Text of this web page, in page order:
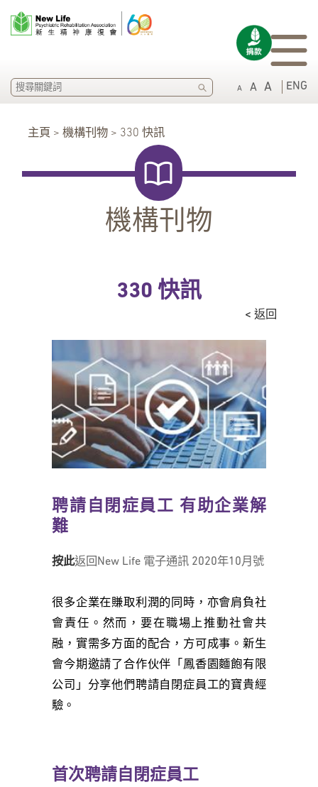
A A A ENG
SEARCH
主頁 > 機構刊物 > 330 快訊
機構刊物
330 快訊
< 返回
聘請自閉症員工 有助企業解
難
按此返回New Life 電子通訊 2020年10月號
很多企業在賺取利潤的同時，亦會肩負社
會責任。然而，要在職場上推動社會共
融，實需多方面的配合，方可成事。新生
會今期邀請了合作伙伴「鳳香園麵飽有限
公司」分享他們聘請自閉症員工的寶貴經
驗。
首次聘請自閉症員工